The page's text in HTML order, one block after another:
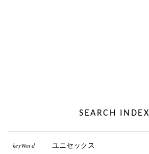
SEARCH INDEX
keyWord ユニセックス